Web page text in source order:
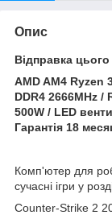
Опис
Відправка
AMD AM4 Ryzen
DDR4 2666MHz /
500W / LED
Гарантія 18
Комп'ютер для
сучасні ігри у
Counter-Strike 2